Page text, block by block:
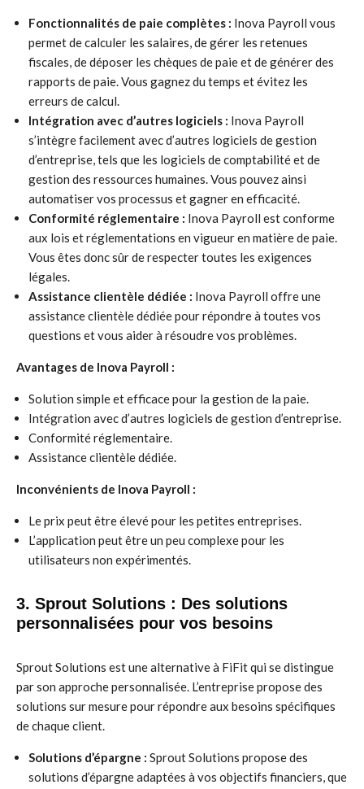
Fonctionnalités de paie complètes : Inova Payroll vous
permet de calculer les salaires, de gérer les retenues
fiscales, de déposer les chèques de paie et de générer des
rapports de paie. Vous gagnez du temps et évitez les
erreurs de calcul.
Intégration avec d’autres logiciels : Inova Payroll
s’intègre facilement avec d’autres logiciels de gestion
d’entreprise, tels que les logiciels de comptabilité et de
gestion des ressources humaines. Vous pouvez ainsi
automatiser vos processus et gagner en efficacité.
Conformité réglementaire : Inova Payroll est conforme
aux lois et réglementations en vigueur en matière de paie.
Vous êtes donc sûr de respecter toutes les exigences
légales.
Assistance clientèle dédiée : Inova Payroll offre une
assistance clientèle dédiée pour répondre à toutes vos
questions et vous aider à résoudre vos problèmes.
Avantages de Inova Payroll :
Solution simple et efficace pour la gestion de la paie.
Intégration avec d’autres logiciels de gestion d’entreprise.
Conformité réglementaire.
Assistance clientèle dédiée.
Inconvénients de Inova Payroll :
Le prix peut être élevé pour les petites entreprises.
L’application peut être un peu complexe pour les
utilisateurs non expérimentés.
3. Sprout Solutions : Des solutions
personnalisées pour vos besoins
Sprout Solutions est une alternative à FiFit qui se distingue
par son approche personnalisée. L’entreprise propose des
solutions sur mesure pour répondre aux besoins spécifiques
de chaque client.
Solutions d’épargne : Sprout Solutions propose des
solutions d’épargne adaptées à vos objectifs financiers, que